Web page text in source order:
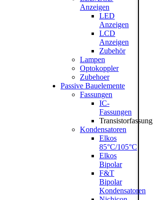
Anzeigen
LED
Anzeigen
LCD
Anzeigen
Zubehör
Lampen
Optokoppler
Zubehoer
Passive Bauelemente
Fassungen
IC-
Fassungen
Transistorfassung
Kondensatoren
Elkos
85°C/105°C
Elkos
Bipolar
F&T
Bipolar
Kondensatoren